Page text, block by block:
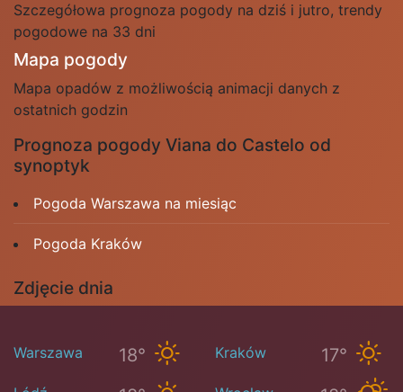
Szczegółowa prognoza pogody na dziś i jutro, trendy
pogodowe na 33 dni
Mapa pogody
Mapa opadów z możliwością animacji danych z
ostatnich godzin
Prognoza pogody Viana do Castelo od
synoptyk
Pogoda Warszawa na miesiąc
Pogoda Kraków
Zdjęcie dnia
Warszawa 18° Kraków 17°